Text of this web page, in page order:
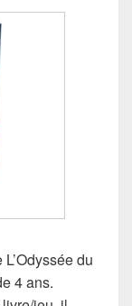
du
4 ans.